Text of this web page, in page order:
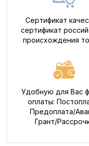
Сертификат
сертификат
происхождения
Удобную для Вас
оплаты:
Предоплата/
Грант/